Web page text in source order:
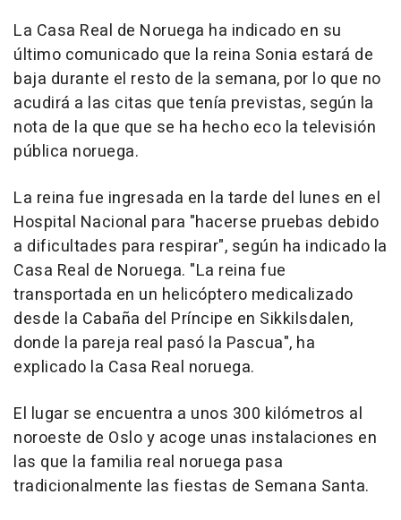
La Casa Real de Noruega ha indicado en su
último comunicado que la reina Sonia estará de
baja durante el resto de la semana, por lo que no
acudirá a las citas que tenía previstas, según la
nota de la que que se ha hecho eco la televisión
pública noruega.
La reina fue ingresada en la tarde del lunes en el
Hospital Nacional para "hacerse pruebas debido
a dificultades para respirar", según ha indicado la
Casa Real de Noruega. "La reina fue
transportada en un helicóptero medicalizado
desde la Cabaña del Príncipe en Sikkilsdalen,
donde la pareja real pasó la Pascua", ha
explicado la Casa Real noruega.
El lugar se encuentra a unos 300 kilómetros al
noroeste de Oslo y acoge unas instalaciones en
las que la familia real noruega pasa
tradicionalmente las fiestas de Semana Santa.